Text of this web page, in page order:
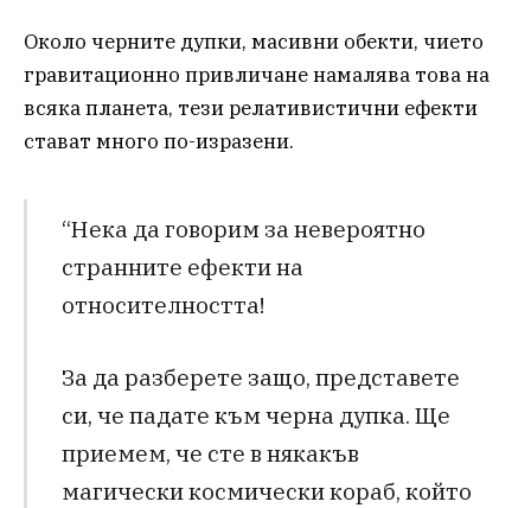
Около черните дупки, масивни обекти, чието
гравитационно привличане намалява това на
всяка планета, тези релативистични ефекти
стават много по-изразени.
“Нека да говорим за невероятно
странните ефекти на
относителността!
За да разберете защо, представете
си, че падате към черна дупка. Ще
приемем, че сте в някакъв
магически космически кораб, който